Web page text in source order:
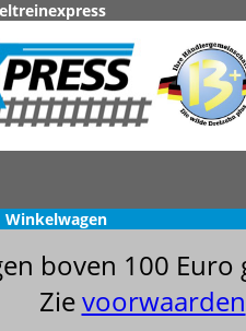
Winkelwagen
boven 100
Zievoorwaarden